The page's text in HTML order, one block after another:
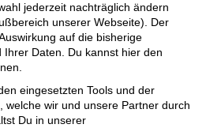
jederzeit nachträglich ändern
unserer Webseite). Der
auf die bisherige
Ihrer Daten. Du kannst hier den
eingesetzten Tools und der
welche wir und unsere Partner durch
Du in unserer